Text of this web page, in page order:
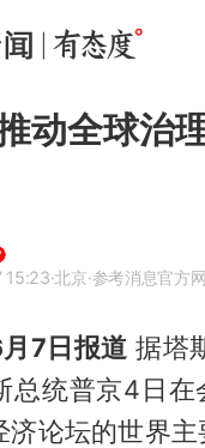
动全球治
·北京·参考消息官方网易号
7日报道 据塔
总统普京4日在
济论坛的世界主